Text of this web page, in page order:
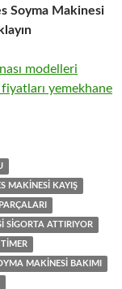
Soyma Makinesi
MAKINESI KAYIŞ
SIGORTA ATTIRIYOR
MAKINESI BAKIMI